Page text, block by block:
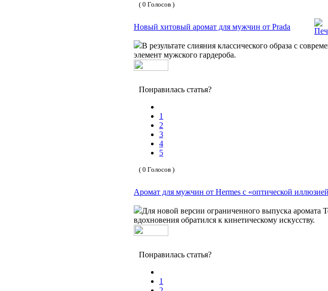
( 0 Голосов )
Новый хитовый аромат для мужчин от Prada
В результате слияния классического образа с
элемент мужского гардероба.
Понравилась статья?
1
2
3
4
5
( 0 Голосов )
Аромат для мужчин от Hermes с «оптической
Для новой версии ограниченного выпуска
вдохновения обратился к кинетическому искусству.
Понравилась статья?
1